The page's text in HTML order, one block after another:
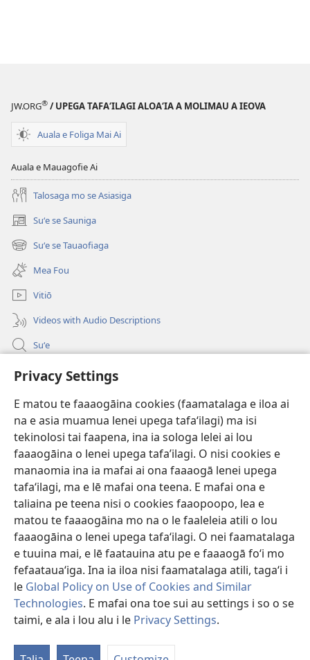
Privacy Settings
E matou te faaaogāina cookies (faamatalaga e iloa ai
na e asia muamua lenei upega tafaʻilagi) ma isi
tekinolosi tai faapena, ina ia sologa lelei ai lou
faaaogāina o lenei upega tafa’ilagi. O nisi cookies e
manaomia ina ia mafai ai ona faaaogā lenei upega
tafaʻilagi, ma e lē mafai ona teena. E mafai ona e
taliaina pe teena nisi o cookies faaopoopo, lea e
matou te faaaogāina mo na o le faaleleia atili o lou
faaaogāina o lenei upega tafaʻilagi. O nei faamatalaga
e tuuina mai, e lē faatauina atu pe e faaaogā foʻi mo
fefaatauaʻiga. Ina ia iloa nisi faamatalaga atili, tagaʻi i
le Global Policy on Use of Cookies and Similar
Technologies. E mafai ona toe sui au settings i so o se
taimi, e ala i lou alu i le Privacy Settings.
JW.ORG® / UPEGA TAFA‘ILAGI ALOA‘IA A MOLIMAU A IEOVA
Auala e Foliga Mai Ai
Auala e Mauagofie Ai
Talosaga mo se Asiasiga
Suʻe se Sauniga
(tatala
se
isi
polokalame)
Suʻe se Tauaofiaga
(tatala
se
isi
polokalame)
Mea Fou
Vitiō
Videos with Audio Descriptions
Suʻe
Faamatalaga mo Ofisa o le Malo
(tatala
se
isi
polokalame)
Lomiga Faale-Tusi Paia I LE INITANETI™
(tatala
se
isi
polokalame)
JW Hub
(tatala
se
isi
polokalame)
App o le JW Library
Copyright© 2026 Watch Tower Bible and Tract Society of Pennsylvania.
AIĀIGA MO LE FAAAOGĀINA|MALIEGA FAALETULAFONO
SETTINGS